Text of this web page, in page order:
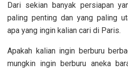
Dari sekian banyak persiapan
paling penting dan yang paling
apa yang ingin kalian cari di Paris.
Apakah kalian ingin berburu
mungkin ingin berburu aneka